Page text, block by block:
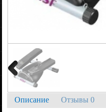
Описание Отзывы 0